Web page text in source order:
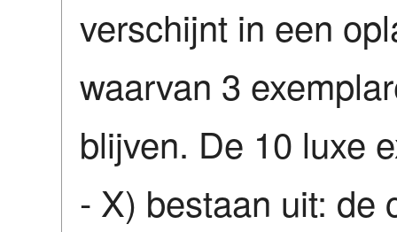
verschijnt in een
waarvan 3
blijven. De 10 luxe
- X) bestaan uit: de